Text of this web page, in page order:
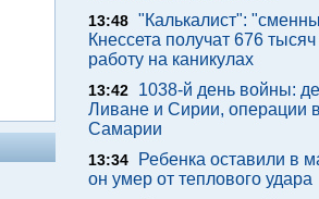
13:48 "Калькалист":
Кнессета получат 676
работу на каникулах
13:42
1038-й день войны:
Ливане и Сирии, операции
Самарии
13:34
Ребенка оставили в
он умер от теплового удара